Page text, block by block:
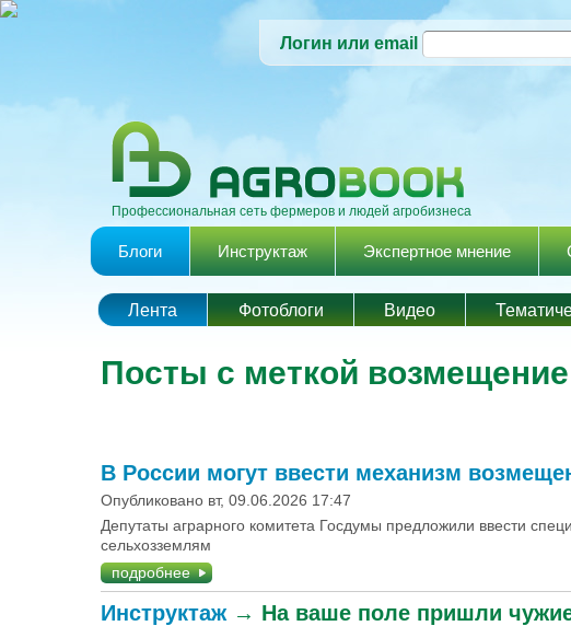
Логин или email
Профессиональная сеть фермеров и людей агробизнеса
Главное меню
Блоги Инструктаж Экспертное мнение
Лента Фотоблоги Видео
Посты с меткой
В России могут ввести механизм
Опубликовано вт, 09.06.2026 17:47
Депутаты аграрного комитета Госдумы предложили ввести
сельхозземлям
подробнее
Инструктаж → На ваше поле пришли